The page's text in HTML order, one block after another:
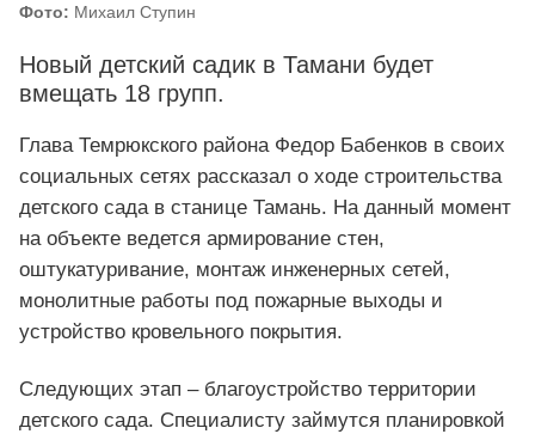
Фото: Михаил Ступин
Новый детский садик в Тамани будет
вмещать 18 групп.
Глава Темрюкского района Федор Бабенков в своих
социальных сетях рассказал о ходе строительства
детского сада в станице Тамань. На данный момент
на объекте ведется армирование стен,
оштукатуривание, монтаж инженерных сетей,
монолитные работы под пожарные выходы и
устройство кровельного покрытия.
Следующих этап – благоустройство территории
детского сада. Специалисту займутся планировкой